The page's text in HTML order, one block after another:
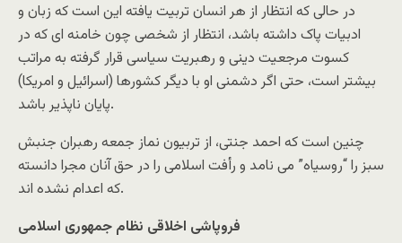
در حالی که انتظار از هر انسان تربیت یافته این است که زبان و
ادبیات پاک داشته باشد، انتظار از شخصی چون خامنه ای که در
کسوت مرجعیت دینی و رهبریت سیاسی قرار گرفته به مراتب
بیشتر است، حتی اگر دشمنی او با دیگر کشورها (اسرائیل و امریکا)
پایان ناپذیر باشد.
چنین است که احمد جنتی، از تربیون نماز جمعه رهبران جنبش
سبز را “روسیاه” می نامد و رأفت اسلامی را در حق آنان مجرا دانسته
که اعدام نشده اند.
فروپاشی اخلاقی نظام جمهوری اسلامی